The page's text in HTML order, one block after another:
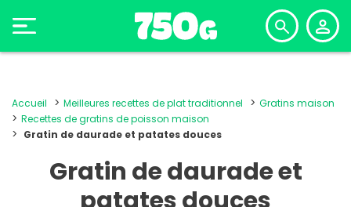
Accueil Meilleures recettes de plat traditionnel
Gratins maison
Recettes de gratins de poisson maison
Gratin de daurade et patates douces
Gratin de daurade et